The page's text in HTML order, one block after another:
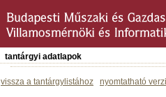
tantárgyi adatlapok
vissza a tantárgylistához nyomtatható